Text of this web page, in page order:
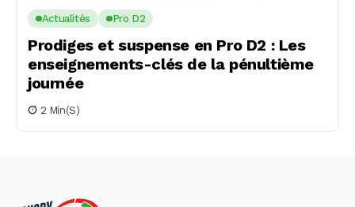
Actualités Pro D2
Prodiges et suspense en Pro D2 : Les
enseignements-clés de la pénultième
journée
2 Min(s)